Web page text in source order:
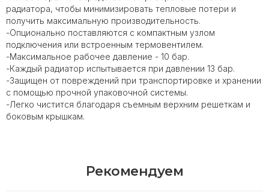
радиатора, чтобы минимизировать тепловые потери и
получить максимальную производительность.
-Опционально поставляются с компактным узлом
подключения или встроенным термовентилем.
-Максимальное рабочее давление - 10 бар.
-Каждый радиатор испытывается при давлении 13 бар.
-Защищен от повреждений при транспортировке и хранении
с помощью прочной упаковочной системы.
-Легко чистится благодаря съемным верхним решеткам и
боковым крышкам.
Рекомендуем